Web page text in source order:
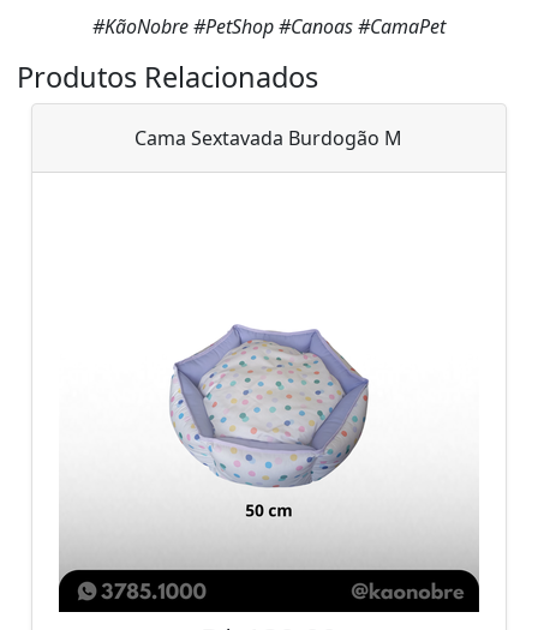
#KãoNobre #PetShop #Canoas #CamaPet
Produtos Relacionados
Cama Sextavada Burdogão M